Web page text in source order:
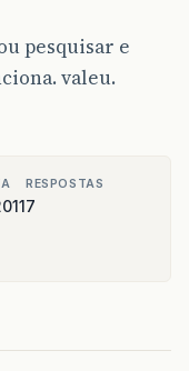
pesquisar e
valeu.
RESPOSTAS
7